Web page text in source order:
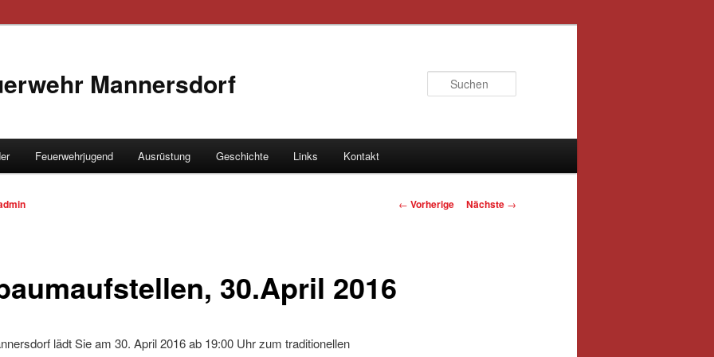
Mannersdorf
Feuerwehrjugend Ausrüstung Geschichte Links Kontakt
Artikelnavigation
← Vorherige Nächste →
30.April 2016
lädt Sie am 30. April 2016 ab 19:00 Uhr zum traditionellen